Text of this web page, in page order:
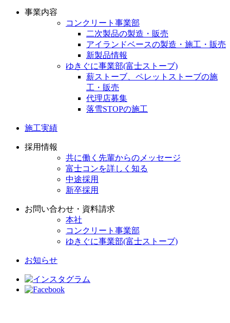
事業内容
コンクリート事業部
二次製品の製造・販売
アイランドベースの製造・施工・販売
新製品情報
ゆきぐに事業部(富士ストーブ)
薪ストーブ、ペレットストーブの施
工・販売
代理店募集
落雪STOPの施工
施工実績
採用情報
共に働く先輩からのメッセージ
富士コンを詳しく知る
中途採用
新卒採用
お問い合わせ・資料請求
本社
コンクリート事業部
ゆきぐに事業部(富士ストーブ)
お知らせ